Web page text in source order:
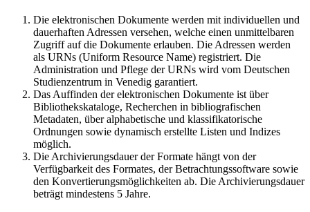
Die elektronischen Dokumente werden mit individuellen und
dauerhaften Adressen versehen, welche einen unmittelbaren
Zugriff auf die Dokumente erlauben. Die Adressen werden
als URNs (Uniform Resource Name) registriert. Die
Administration und Pflege der URNs wird vom Deutschen
Studienzentrum in Venedig garantiert.
Das Auffinden der elektronischen Dokumente ist über
Bibliothekskataloge, Recherchen in bibliografischen
Metadaten, über alphabetische und klassifikatorische
Ordnungen sowie dynamisch erstellte Listen und Indizes
möglich.
Die Archivierungsdauer der Formate hängt von der
Verfügbarkeit des Formates, der Betrachtungssoftware sowie
den Konvertierungsmöglichkeiten ab. Die Archivierungsdauer
beträgt mindestens 5 Jahre.